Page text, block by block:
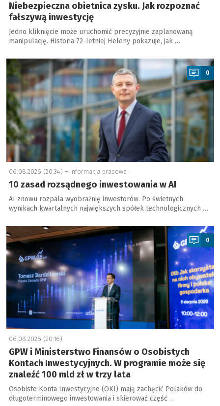
Niebezpieczna obietnica zysku. Jak rozpoznać
fałszywą inwestycję
Jedno kliknięcie może uruchomić precyzyjnie zaplanowaną
manipulację. Historia 72-letniej Heleny pokazuje, jak …
a
0
06.08.2026 (20:34) – informacja prasowa
10 zasad rozsądnego inwestowania w AI
AI znowu rozpala wyobraźnię inwestorów. Po świetnych
wynikach kwartalnych największych spółek technologicznych …
a
0
06.08.2026 (20:16)
GPW i Ministerstwo Finansów o Osobistych
Kontach Inwestycyjnych. W programie może się
znaleźć 100 mld zł w trzy lata
Osobiste Konta Inwestycyjne (OKI) mają zachęcić Polaków do
długoterminowego inwestowania i skierować część …